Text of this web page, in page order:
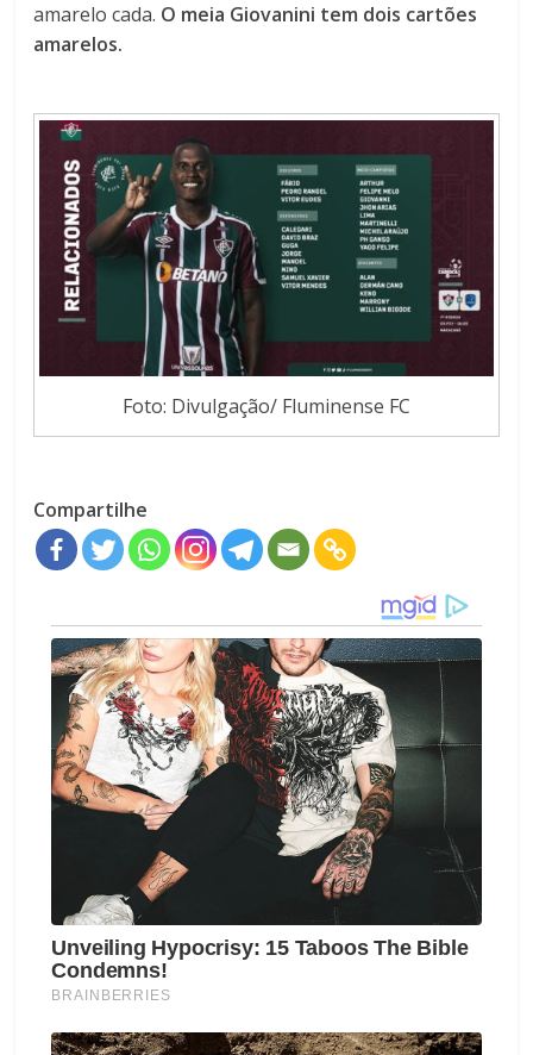
amarelo cada. O meia Giovanini tem dois cartões
amarelos.
Foto: Divulgação/ Fluminense FC
Compartilhe